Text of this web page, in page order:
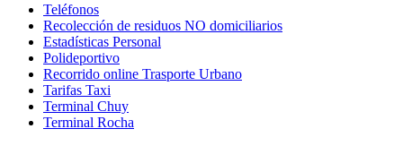
Teléfonos
Recolección de residuos NO domiciliarios
Estadísticas Personal
Polideportivo
Recorrido online Trasporte Urbano
Tarifas Taxi
Terminal Chuy
Terminal Rocha